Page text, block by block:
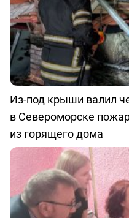
Из-под крыши валил
в Североморске
из горящего дома